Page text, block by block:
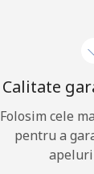
Calitate
Folosim cele
pentru a